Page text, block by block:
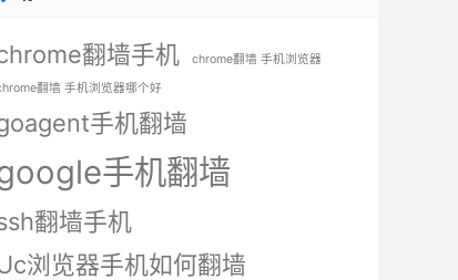
翻墙手机
chrome翻墙 手机浏览器
翻墙 手机浏览器哪个好
手机翻墙
手机翻墙
翻墙手机
浏览器手机如何翻墙